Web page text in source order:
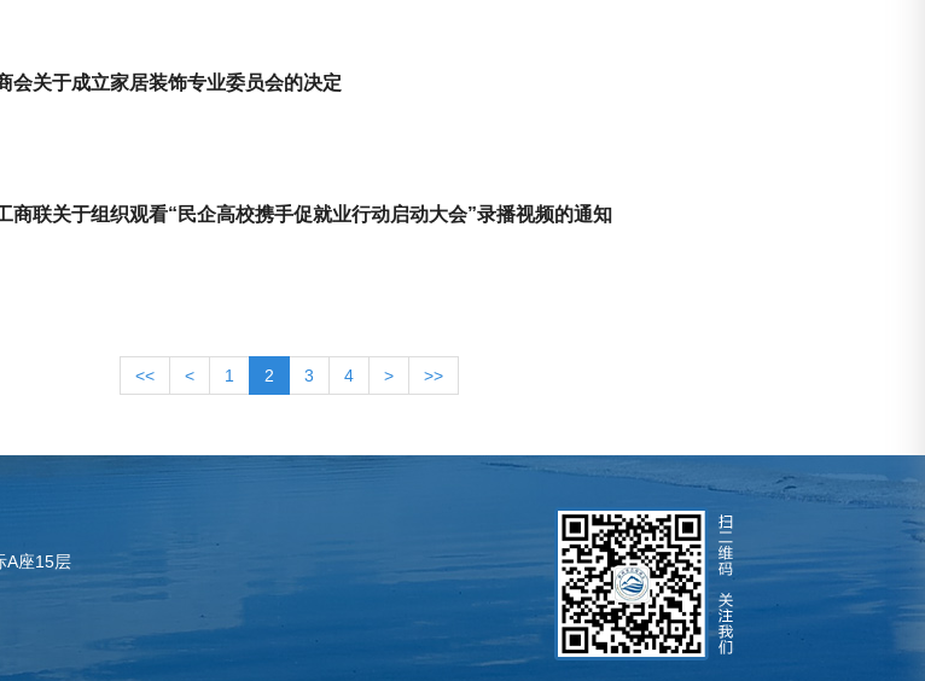
会关于成立家居装饰专业委员会的决定
商联关于组织观看“民企高校携手促就业行动启动大会”录播视频的通知
<< < 1 2 3 4 > >>
A座15层